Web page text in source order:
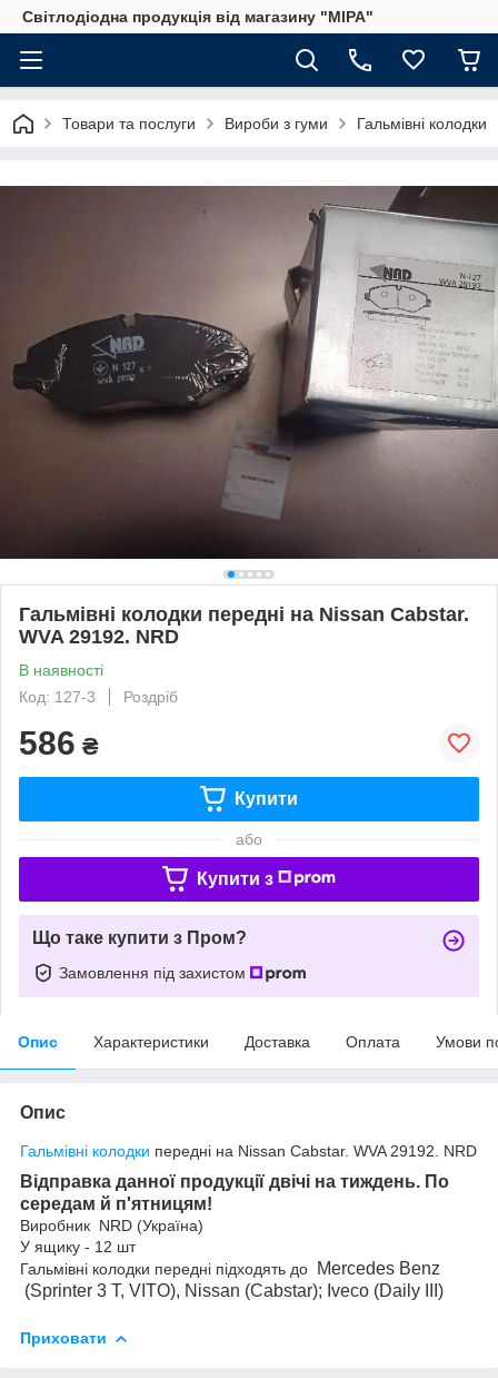
Світлодіодна продукція від магазину "МІРА"
Товари та послуги Вироби з гуми Гальмівні колодки
Гальмівні колодки передні на Nissan Cabstar.
WVA 29192. NRD
В наявності
Код: 127-3
Роздріб
586 ₴
Купити
або
Купити з
Що таке купити з Пром?
Замовлення під захистом
Опис Характеристики Доставка Оплата Умови
Опис
Гальмівні колодки передні на Nissan Cabstar. WVA 29192. NRD
Відправка данної продукції двічі на тиждень. По
середам й п'ятницям!
Виробник NRD (Україна)
У ящику - 12 шт
Гальмівні колодки передні підходять до
Mercedes Benz
(Sprinter 3 T, VITO), Nissan (Cabstar); Iveco (Daily III)
Приховати